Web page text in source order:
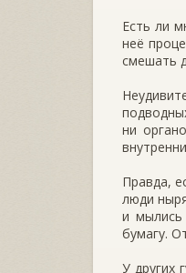
Есть ли
неё
смешать
ни
Правда,
люди
и мылись
бумагу.
У других